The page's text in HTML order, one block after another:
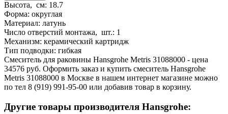
Высота, см: 18.7
Форма: округлая
Материал: латунь
Число отверстий монтажа, шт.: 1
Механизм: керамический картридж
Тип подводки: гибкая
Смеситель для раковины Hansgrohe Metris 31088000 - цена
34576 руб. Оформить заказ и купить смеситель Hansgrohe
Metris 31088000 в Москве в нашем интернет магазине можно
по тел 8 (919) 991-95-00 или добавив товар в корзину.
Другие товары производителя Hansgrohe: